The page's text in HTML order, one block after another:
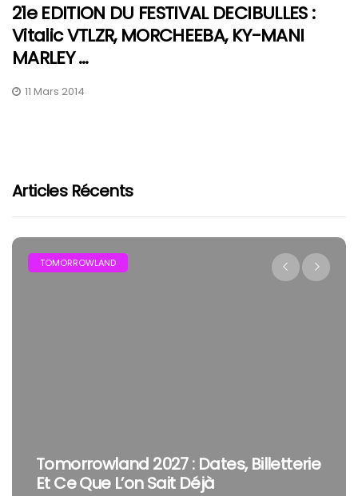
21e EDITION DU FESTIVAL DECIBULLES :
Vitalic VTLZR, MORCHEEBA, KY-MANI
MARLEY …
11 Mars 2014
Articles Récents
TOMORROWLAND
Tomorrowland 2027 : Dates, Billetterie
Et Ce Que L’on Sait Déjà